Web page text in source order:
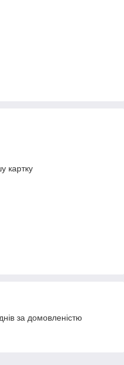
картку
за домовленістю